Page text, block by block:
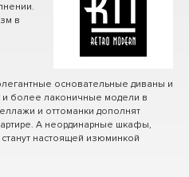
в
основательные диваны и
и более лаконичные модели в
и оттоманки дополнят
А неординарные шкафы,
настоящей изюминкой